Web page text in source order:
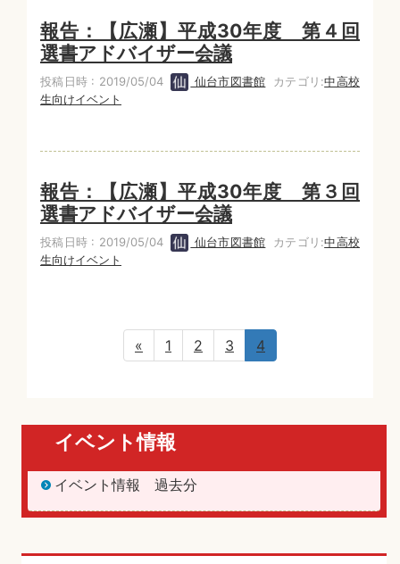
報告：【広瀬】平成30年度 第４回
選書アドバイザー会議
投稿日時 : 2019/05/04 仙台市図書館 カテゴリ:中高校
生向けイベント
報告：【広瀬】平成30年度 第３回
選書アドバイザー会議
投稿日時 : 2019/05/04 仙台市図書館 カテゴリ:中高校
生向けイベント
« 1 2 3 4
イベント情報
イベント情報 過去分